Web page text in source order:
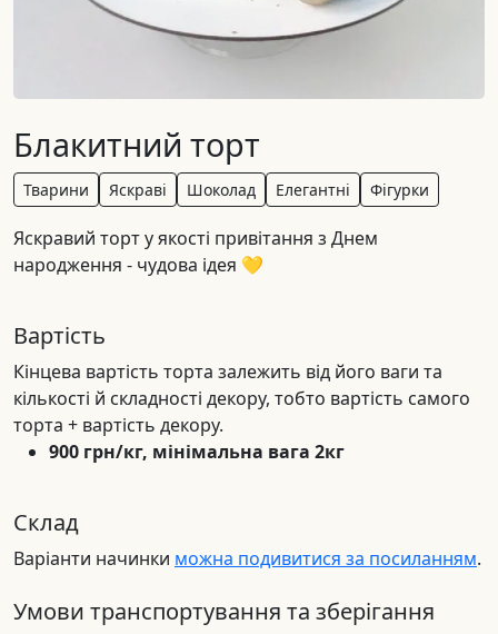
Блакитний торт
Тварини Яскраві Шоколад Елегантні Фігурки
Яскравий торт у якості привітання з Днем
народження - чудова ідея 💛
Вартість
Кінцева вартість торта залежить від його ваги та
кількості й складності декору, тобто вартість самого
торта + вартість декору.
900 грн/кг, мінімальна вага 2кг
Склад
Варіанти начинки можна подивитися за посиланням.
Умови транспортування та зберігання